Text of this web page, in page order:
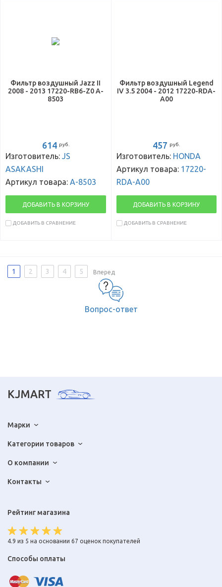
Фильтр воздушный Jazz II
2008 - 2013 17220-RB6-Z0 A-
8503
614 руб.
Изготовитель: JS
ASAKASHI
Артикул товара: A-8503
ДОБАВИТЬ В КОРЗИНУ
ДОБАВИТЬ В СРАВНЕНИЕ
Фильтр воздушный Legend
IV 3.5 2004 - 2012 17220-RDA-
A00
457 руб.
Изготовитель: HONDA
Артикул товара: 17220-
RDA-A00
ДОБАВИТЬ В КОРЗИНУ
ДОБАВИТЬ В СРАВНЕНИЕ
1 2 3 4 5 Вперед
Вопрос-ответ
KJMART
Марки
Категории товаров
О компании
Контакты
Рейтинг магазина
4.9 из 5 на основании 67 оценок покупателей
Способы оплаты